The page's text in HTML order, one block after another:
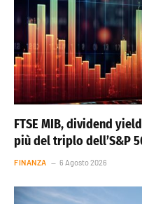
FTSE MIB, dividend
più del triplo dell’S&P
FINANZA 6 Agosto 2026